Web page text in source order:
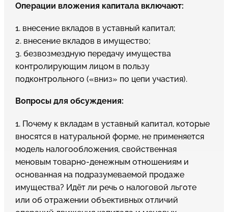
Операции вложения капитала включают:
1. внесение вкладов в уставный капитал;
2. внесение вкладов в имущество;
3. безвозмездную передачу имущества
контролирующим лицом в пользу
подконтрольного («вниз» по цепи участия).
Вопросы для обсуждения:
1. Почему к вкладам в уставный капитал, которые
вносятся в натуральной форме, не применяется
модель налогообложения, свойственная
меновым товарно-денежным отношениям и
основанная на подразумеваемой продаже
имущества? Идёт ли речь о налоговой льготе
или об отражении объективных отличий